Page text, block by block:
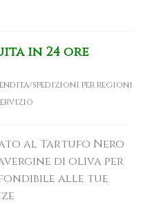
in 24 ore
spedizioni per regioni
al Tartufo Nero
di oliva per
alle tue